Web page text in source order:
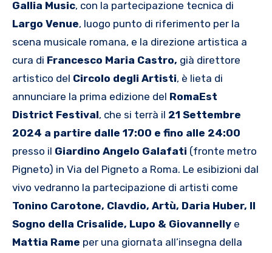
Gallia Music, con la partecipazione tecnica di
Largo Venue, luogo punto di riferimento per la
scena musicale romana, e la direzione artistica a
cura di Francesco Maria Castro, già direttore
artistico del Circolo degli Artisti, è lieta di
annunciare la prima edizione del RomaEst
District Festival, che si terrà il 21 Settembre
2024 a partire dalle 17:00 e fino alle 24:00
presso il Giardino Angelo Galafati (fronte metro
Pigneto) in Via del Pigneto a Roma. Le esibizioni dal
vivo vedranno la partecipazione di artisti come
Tonino Carotone, Clavdio, Artù, Daria Huber, Il
Sogno della Crisalide, Lupo & Giovannelly e
Mattia Rame per una giornata all’insegna della